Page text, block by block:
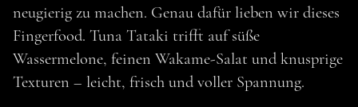
neugierig zu machen. Genau dafür lieben wir dieses
Fingerfood. Tuna Tataki trifft auf süße
Wassermelone, feinen Wakame-Salat und knusprige
Texturen – leicht, frisch und voller Spannung.